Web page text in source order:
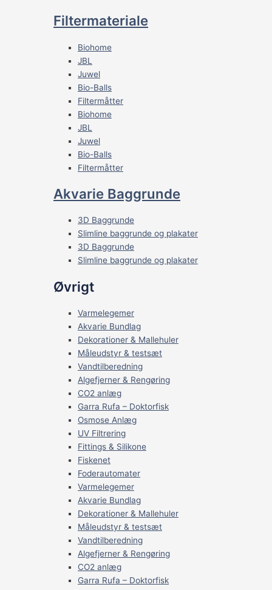
Filtermateriale
Biohome
JBL
Juwel
Bio-Balls
Filtermåtter
Biohome
JBL
Juwel
Bio-Balls
Filtermåtter
Akvarie Baggrunde
3D Baggrunde
Slimline baggrunde og plakater
3D Baggrunde
Slimline baggrunde og plakater
Øvrigt
Varmelegemer
Akvarie Bundlag
Dekorationer & Mallehuler
Måleudstyr & testsæt
Vandtilberedning
Algefjerner & Rengøring
CO2 anlæg
Garra Rufa – Doktorfisk
Osmose Anlæg
UV Filtrering
Fittings & Silikone
Fiskenet
Foderautomater
Varmelegemer
Akvarie Bundlag
Dekorationer & Mallehuler
Måleudstyr & testsæt
Vandtilberedning
Algefjerner & Rengøring
CO2 anlæg
Garra Rufa – Doktorfisk